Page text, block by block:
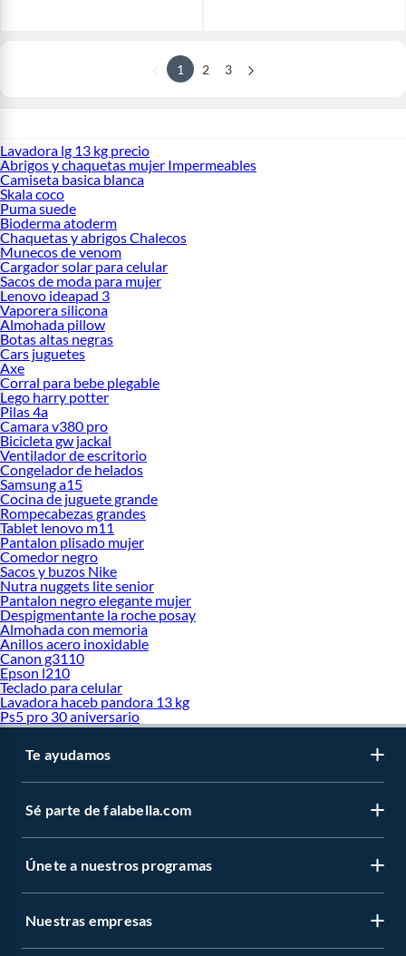
1 2 3
Lavadora lg 13 kg precio
Abrigos y chaquetas mujer Impermeables
Camiseta basica blanca
Skala coco
Puma suede
Bioderma atoderm
Chaquetas y abrigos Chalecos
Munecos de venom
Cargador solar para celular
Sacos de moda para mujer
Lenovo ideapad 3
Vaporera silicona
Almohada pillow
Botas altas negras
Cars juguetes
Axe
Corral para bebe plegable
Lego harry potter
Pilas 4a
Camara v380 pro
Bicicleta gw jackal
Ventilador de escritorio
Congelador de helados
Samsung a15
Cocina de juguete grande
Rompecabezas grandes
Tablet lenovo m11
Pantalon plisado mujer
Comedor negro
Sacos y buzos Nike
Nutra nuggets lite senior
Pantalon negro elegante mujer
Despigmentante la roche posay
Almohada con memoria
Anillos acero inoxidable
Canon g3110
Epson l210
Teclado para celular
Lavadora haceb pandora 13 kg
Ps5 pro 30 aniversario
Te ayudamos
Sé parte de falabella.com
Únete a nuestros programas
Nuestras empresas